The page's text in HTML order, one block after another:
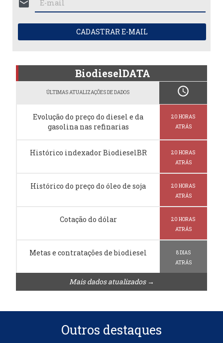
mail
CADASTRAR E-MAIL
BiodieselDATA
ÚLTIMAS ATUALIZAÇÕES DE DADOS schedule
Evolução do preço do diesel e da
gasolina nas refinarias
20 HORAS
ATRÁS
Histórico indexador BiodieselBR
20 HORAS
ATRÁS
Histórico do preço do óleo de soja
20 HORAS
ATRÁS
Cotação do dólar
20 HORAS
ATRÁS
Metas e contratações de biodiesel
8 DIAS
ATRÁS
Mais dados atualizados →
Outros destaques